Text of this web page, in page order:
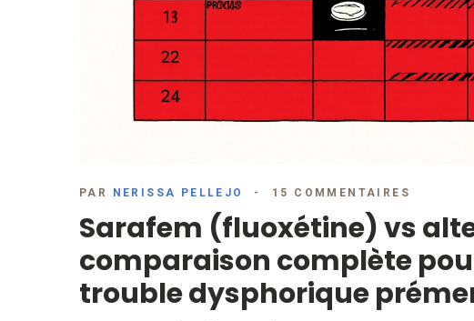
PAR NERISSA PELLEJO 15 COMMENTAIRES
Sarafem (fluoxétine) vs
comparaison complète
trouble dysphorique